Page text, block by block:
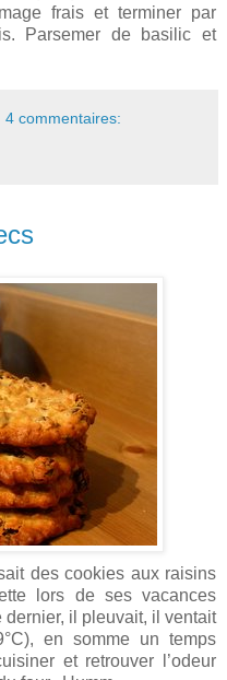
frais et terminer par
Parsemer de basilic et
4 commentaires:
des cookies aux raisins
lors de ses vacances
il pleuvait, il ventait
en somme un temps
et retrouver l’odeur